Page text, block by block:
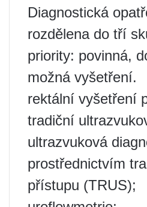
Diagnostická
rozdělena do tří
priority: povinná,
možná vyšetření.
rektální vyšetření
tradiční
ultrazvuková
prostřednictvím
přístupu (TRUS);